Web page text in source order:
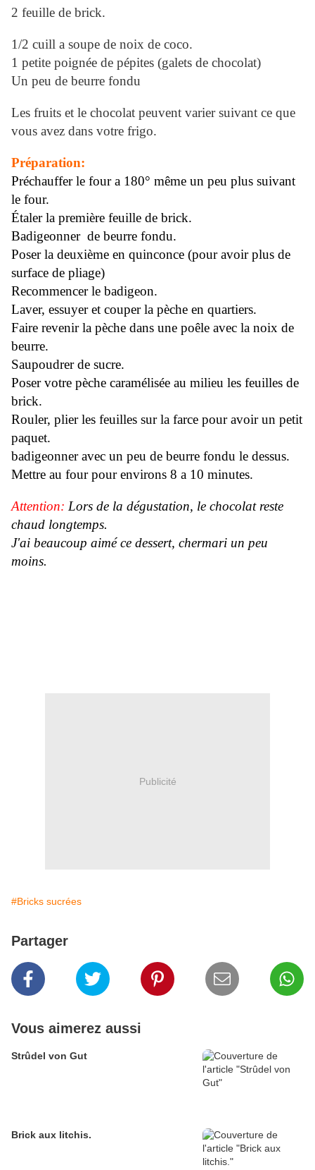
2 feuille de brick.
1/2 cuill a soupe de noix de coco.
1 petite poignée de pépites (galets de chocolat)
Un peu de beurre fondu
Les fruits et le chocolat peuvent varier suivant ce que
vous avez dans votre frigo.
Préparation:
Préchauffer le four a 180° même un peu plus suivant
le four.
Étaler la première feuille de brick.
Badigeonner de beurre fondu.
Poser la deuxième en quinconce (pour avoir plus de
surface de pliage)
Recommencer le badigeon.
Laver, essuyer et couper la pèche en quartiers.
Faire revenir la pèche dans une poêle avec la noix de
beurre.
Saupoudrer de sucre.
Poser votre pèche caramélisée au milieu les feuilles de
brick.
Rouler, plier les feuilles sur la farce pour avoir un petit
paquet.
badigeonner avec un peu de beurre fondu le dessus.
Mettre au four pour environs 8 a 10 minutes.
Attention: Lors de la dégustation, le chocolat reste
chaud longtemps.
J'ai beaucoup aimé ce dessert, chermari un peu
moins.
Publicité
#Bricks sucrées
Partager
Vous aimerez aussi
Strûdel von Gut
Brick aux litchis.